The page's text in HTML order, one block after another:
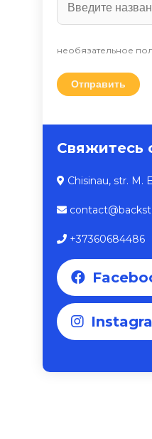
необязательное
Свяжитесь
Chisinau, str. M.
+37360684486